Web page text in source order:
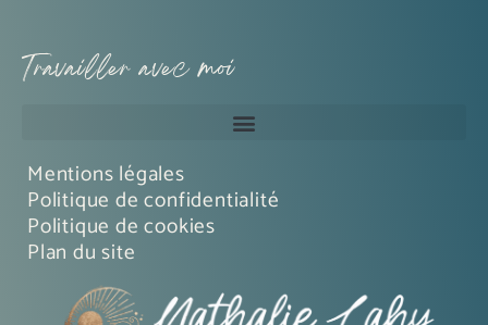
Travailler avec moi
Mentions légales
Politique de confidentialité
Politique de cookies
Plan du site